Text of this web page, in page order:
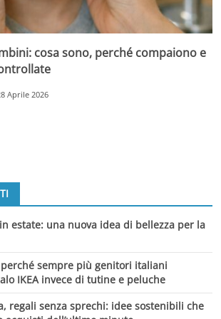
cosa sono, perché compaiono e
Aprile 2026
estate: una nuova idea di bellezza per la
perché sempre più genitori italiani
IKEA invece di tutine e peluche
regali senza sprechi: idee sostenibili che